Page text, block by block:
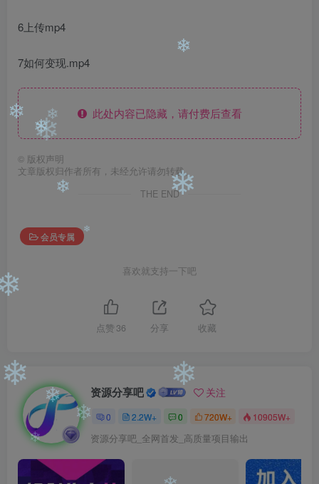
6上传mp4
7如何变现.mp4
此处内容已隐藏，请付费后查看
© 版权声明
文章版权归作者所有，未经允许请勿转载。
THE END
会员专属
喜欢就支持一下吧
点赞 36 分享 收藏
资源分享吧 关注
0 2.2W+ 0 720W+ 10905W+
资源分享吧_全网首发_高质量项目输出
❄
❄
❄
❄
❄
❄
❄
❄❄